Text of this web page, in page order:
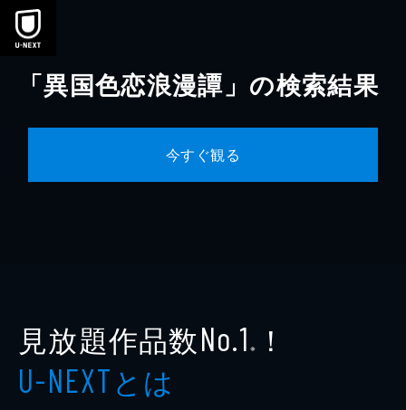
本文へスキップ
「異国色恋浪漫譚」の検索結果
今すぐ観る
見放題作品数No.1 ※ ！
U-NEXTとは